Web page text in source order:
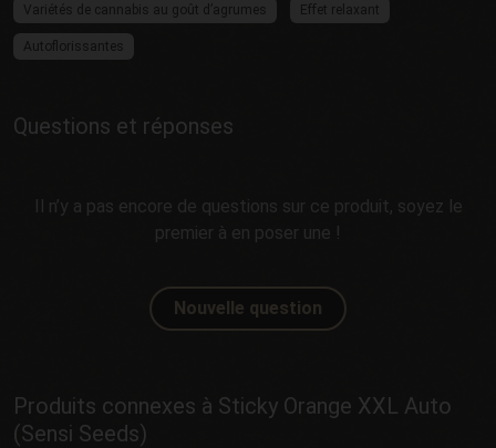
Variétés de cannabis au goût d’agrumes Effet relaxant
Autoflorissantes
Questions et réponses
Il n’y a pas encore de questions sur ce produit, soyez le
premier à en poser une !
Nouvelle question
Produits connexes à Sticky Orange XXL Auto
(Sensi Seeds)